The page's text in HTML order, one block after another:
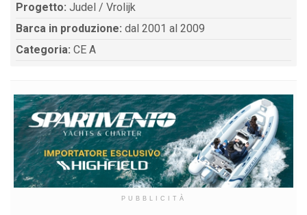
Progetto: Judel / Vrolijk
Barca in produzione:
dal 2001 al 2009
Categoria: CE A
PUBBLICITÀ